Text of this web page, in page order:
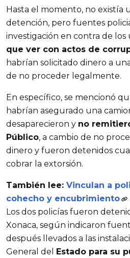
Hasta el momento, no existía
detención, pero fuentes
investigación en contra de los
que ver con actos de
habrían solicitado dinero a
de no proceder legalmente.
En específico, se mencionó
habrían asegurado una
desaparecieron y no
Público, a cambio de no
dinero y fueron detenidos
cobrar la extorsión.
También lee: Vinculan a
cohecho y encubrimiento
Los dos policías fueron
Xonaca, según indicaron
después llevados a las
General del
Estado para su